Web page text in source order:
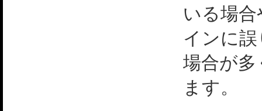
いる場
インに
場合が
ます。